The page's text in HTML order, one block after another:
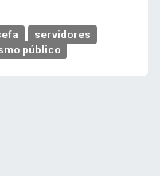
servidores
público